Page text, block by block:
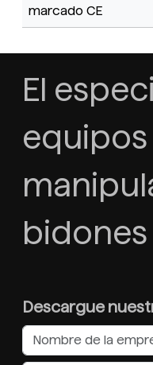
marcado CE
El
bidones
Descargue